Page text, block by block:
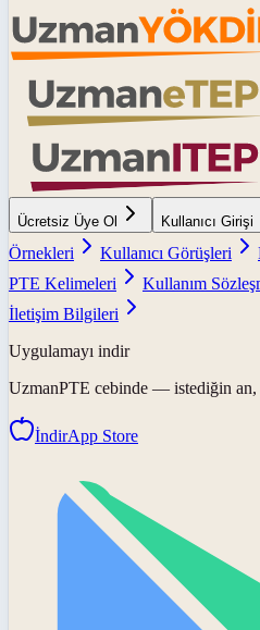
Ücretsiz Üye Ol Kullanıcı Girişi
Örnekleri
Kullanıcı Görüşleri
PTE Kelimeleri
Kullanım
İletişim Bilgileri
Uygulamayı indir
UzmanPTE cebinde — istediğin an,
İndirApp Store